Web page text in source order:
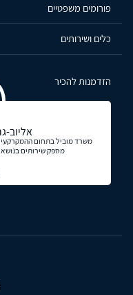
פורומים משפטיים
כלים ושירותים
הזדמנות להכיר
אליוב-
משרד מוביל בתחום
מספק שירותים